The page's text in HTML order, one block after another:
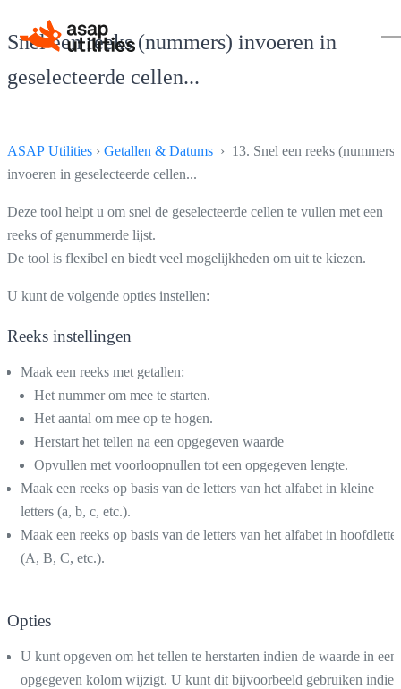
Snel een reeks (nummers) invoeren in
geselecteerde cellen...
ASAP Utilities › Getallen & Datums › 13. Snel een reeks (nummers)
invoeren in geselecteerde cellen...
Deze tool helpt u om snel de geselecteerde cellen te vullen met een
reeks of genummerde lijst.
De tool is flexibel en biedt veel mogelijkheden om uit te kiezen.
U kunt de volgende opties instellen:
Reeks instellingen
Maak een reeks met getallen:
Het nummer om mee te starten.
Het aantal om mee op te hogen.
Herstart het tellen na een opgegeven waarde
Opvullen met voorloopnullen tot een opgegeven lengte.
Maak een reeks op basis van de letters van het alfabet in kleine
letters (a, b, c, etc.).
Maak een reeks op basis van de letters van het alfabet in
(A, B, C, etc.).
Opties
U kunt opgeven om het tellen te herstarten indien de waarde in een
opgegeven kolom wijzigt. U kunt dit bijvoorbeeld gebruiken indien